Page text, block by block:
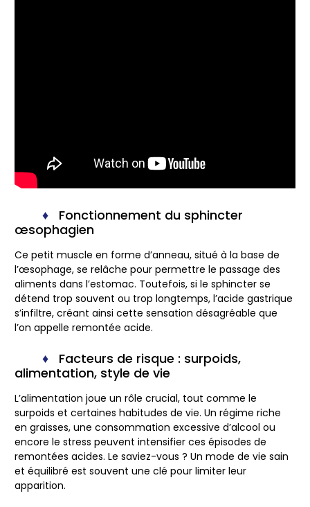
Fonctionnement du sphincter
œsophagien
Ce petit muscle en forme d’anneau, situé à la base de
l’œsophage, se relâche pour permettre le passage des
aliments dans l’estomac. Toutefois, si le sphincter se
détend trop souvent ou trop longtemps, l’acide gastrique
s’infiltre, créant ainsi cette sensation désagréable que
l’on appelle remontée acide.
Facteurs de risque : surpoids,
alimentation, style de vie
L’alimentation joue un rôle crucial, tout comme le
surpoids et certaines habitudes de vie. Un régime riche
en graisses, une consommation excessive d’alcool ou
encore le stress peuvent intensifier ces épisodes de
remontées acides. Le saviez-vous ? Un mode de vie sain
et équilibré est souvent une clé pour limiter leur
apparition.